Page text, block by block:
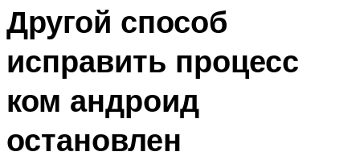
Другой способ
исправить процесс
ком андроид
остановлен